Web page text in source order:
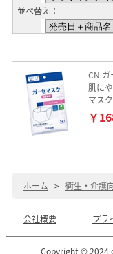
並べ替え：
CN ガ
肌に
マスク
￥
ホーム > 衛生・介護
会社概要 プラ
Copyright © 2024